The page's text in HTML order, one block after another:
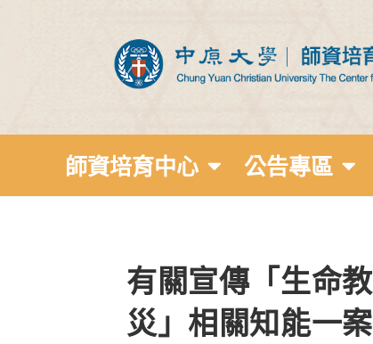
師資培育中心 公告專區
有關宣傳「生命
災」相關知能一